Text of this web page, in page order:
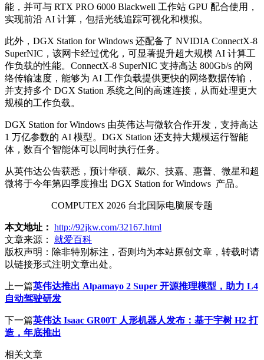
能，并可与 RTX PRO 6000 Blackwell 工作站 GPU 配合使用，
实现前沿 AI 计算，包括光线追踪可视化和模拟。
此外，DGX Station for Windows 还配备了 NVIDIA ConnectX-8
SuperNIC，该网卡经过优化，可显著提升超大规模 AI 计算工
作负载的性能。ConnectX-8 SuperNIC 支持高达 800Gb/s 的网
络传输速度，能够为 AI 工作负载提供更快的网络数据传输，
并支持多个 DGX Station 系统之间的高速连接，从而处理更大
规模的工作负载。
DGX Station for Windows 由英伟达与微软合作开发，支持高达
1 万亿参数的 AI 模型。DGX Station 还支持大规模运行智能
体，数百个智能体可以同时执行任务。
从英伟达公告获悉，预计华硕、戴尔、技嘉、惠普、微星和超
微将于今年第四季度推出 DGX Station for Windows 产品。
COMPUTEX 2026 台北国际电脑展专题
本文地址： http://92jkw.com/32167.html
文章来源：
就爱百科
版权声明： 除非特别标注，否则均为本站原创文章，转载时请
以链接形式注明文章出处。
上一篇英伟达推出 Alpamayo 2 Super 开源推理模型，助力 L4
自动驾驶研发
下一篇英伟达 Isaac GR00T 人形机器人发布：基于宇树 H2 打
造，年底推出
相关文章